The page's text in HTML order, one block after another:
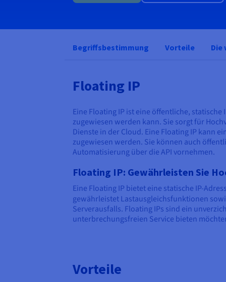
Begriffsbestimmung Vorteile Die
Floating IP
Eine Floating IP ist eine öffentliche,
zugewiesen werden kann. Sie sorgt für
Dienste in der Cloud. Eine Floating IP kann
zugewiesen werden. Sie können auch
Automatisierung über die API vornehmen.
Floating IP: Gewährleisten Sie
Eine Floating IP bietet eine statische IP-
gewährleistet Lastausgleichsfunktionen
Serverausfalls. Floating IPs sind ein
unterbrechungsfreien Service bieten
Vorteile